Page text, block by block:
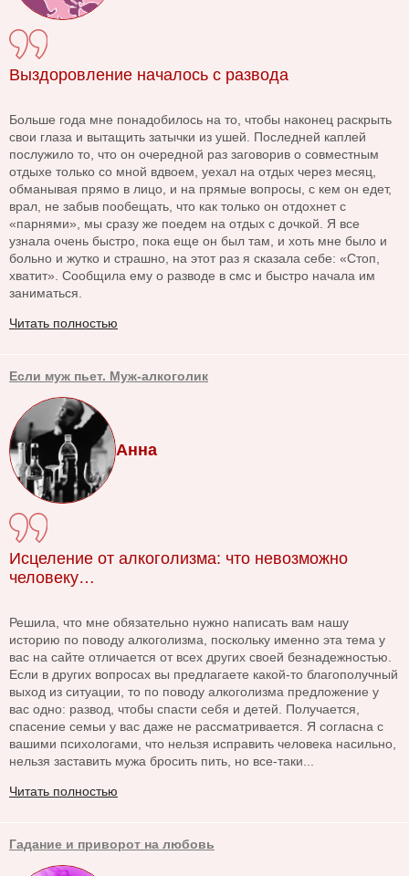
Выздоровление началось с развода
Больше года мне понадобилось на то, чтобы наконец раскрыть
свои глаза и вытащить затычки из ушей. Последней каплей
послужило то, что он очередной раз заговорив о совместным
отдыхе только со мной вдвоем, уехал на отдых через месяц,
обманывая прямо в лицо, и на прямые вопросы, с кем он едет,
врал, не забыв пообещать, что как только он отдохнет с
«парнями», мы сразу же поедем на отдых с дочкой. Я все
узнала очень быстро, пока еще он был там, и хоть мне было и
больно и жутко и страшно, на этот раз я сказала себе: «Стоп,
хватит». Сообщила ему о разводе в смс и быстро начала им
заниматься.
Читать полностью
Если муж пьет. Муж-алкоголик
Анна
Исцеление от алкоголизма: что невозможно
человеку…
Решила, что мне обязательно нужно написать вам нашу
историю по поводу алкоголизма, поскольку именно эта тема у
вас на сайте отличается от всех других своей безнадежностью.
Если в других вопросах вы предлагаете какой-то благополучный
выход из ситуации, то по поводу алкоголизма предложение у
вас одно: развод, чтобы спасти себя и детей. Получается,
спасение семьи у вас даже не рассматривается. Я согласна с
вашими психологами, что нельзя исправить человека насильно,
нельзя заставить мужа бросить пить, но все-таки...
Читать полностью
Гадание и приворот на любовь